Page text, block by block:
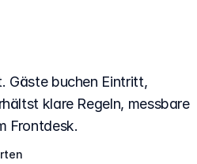
Gäste buchen Eintritt,
klare Regeln, messbare
Frontdesk.